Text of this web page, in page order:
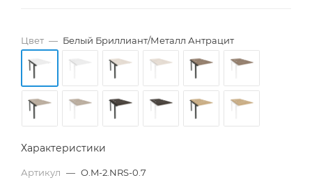
Цвет — Белый Бриллиант/Металл Антрацит
Характеристики
Артикул — O.M-2.NRS-0.7